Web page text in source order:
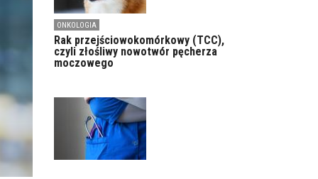
ONKOLOGIA
Rak przejściowokomórkowy (TCC),
czyli złośliwy nowotwór pęcherza
moczowego